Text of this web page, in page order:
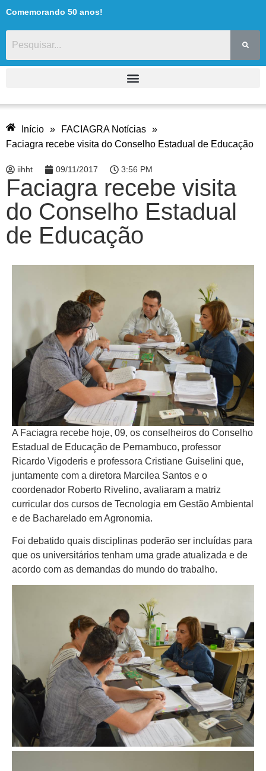
Comemorando 50 anos!
Início » FACIAGRA Notícias »
Faciagra recebe visita do Conselho Estadual de Educação
iihht 09/11/2017 3:56 PM
Faciagra recebe visita
do Conselho Estadual
de Educação
A Faciagra recebe hoje, 09, os conselheiros do Conselho
Estadual de Educação de Pernambuco, professor
Ricardo Vigoderis e professora Cristiane Guiselini que,
juntamente com a diretora Marcilea Santos e o
coordenador Roberto Rivelino, avaliaram a matriz
curricular dos cursos de Tecnologia em Gestão Ambiental
e de Bacharelado em Agronomia.
Foi debatido quais disciplinas poderão ser incluídas para
que os universitários tenham uma grade atualizada e de
acordo com as demandas do mundo do trabalho.